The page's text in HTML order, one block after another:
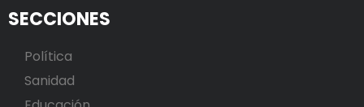
SECCIONES
Política
Sanidad